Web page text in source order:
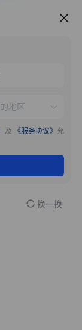
服务推荐
及 《服务协议》 允
换一换